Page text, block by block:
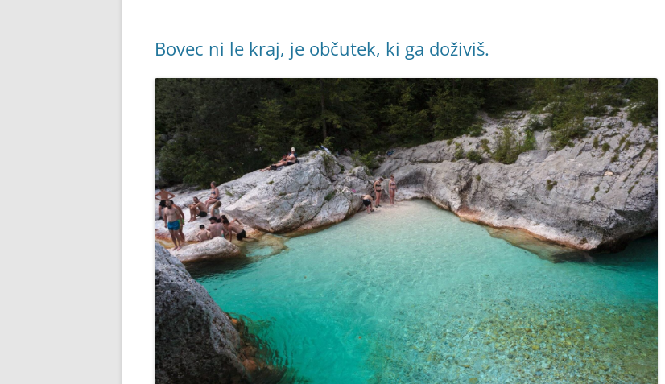
Bovec ni le kraj, je občutek, ki ga doživiš.